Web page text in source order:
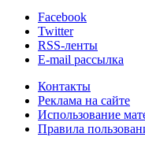
Facebook
Twitter
RSS-ленты
E-mail рассылка
Контакты
Реклама на сайте
Использование
Правила